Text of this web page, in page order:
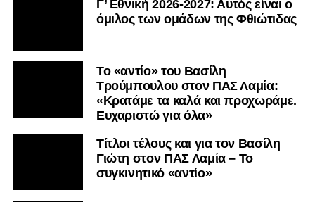
Γ’ Εθνική 2026-2027: Αυτός είναι ο
όμιλος των ομάδων της Φθιώτιδας
Το «αντίο» του Βασίλη
Τρούμπουλου στον ΠΑΣ Λαμία:
«Κρατάμε τα καλά και προχωράμε.
Ευχαριστώ για όλα»
Τίτλοι τέλους και για τον Βασίλη
Γιώτη στον ΠΑΣ Λαμία – Το
συγκινητικό «αντίο»